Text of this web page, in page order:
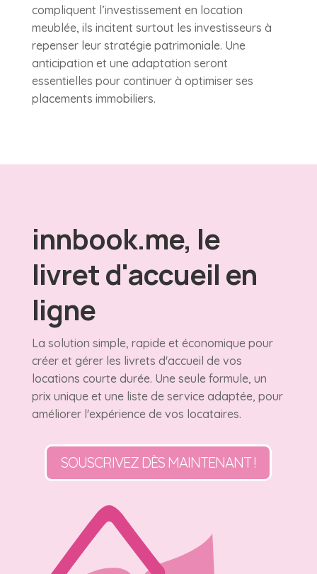
compliquent l’investissement en location
meublée, ils incitent surtout les investisseurs à
repenser leur stratégie patrimoniale. Une
anticipation et une adaptation seront
essentielles pour continuer à optimiser ses
placements immobiliers.
innbook.me, le
livret d'accueil en
ligne
La solution simple, rapide et économique pour
créer et gérer les livrets d'accueil de vos
locations courte durée. Une seule formule, un
prix unique et une liste de service adaptée, pour
améliorer l'expérience de vos locataires.
SOUSCRIVEZ DÈS MAINTENANT !